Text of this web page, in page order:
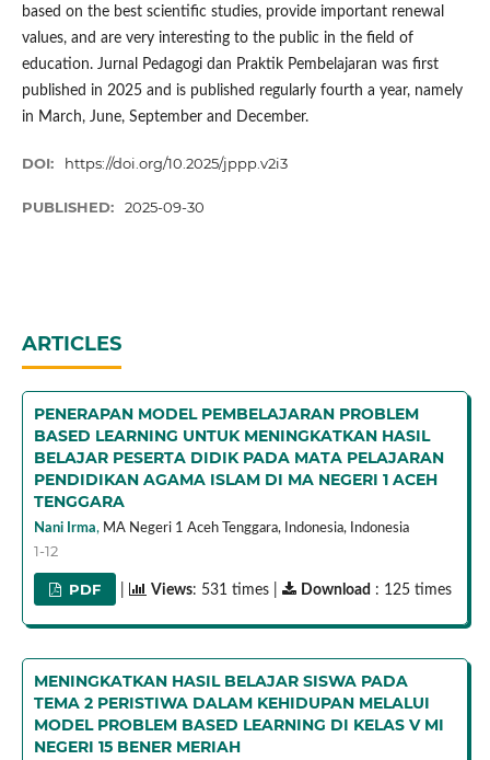
based on the best scientific studies, provide important renewal
values, and are very interesting to the public in the field of
education. Jurnal Pedagogi dan Praktik Pembelajaran was first
published in 2025 and is published regularly fourth a year, namely
in March, June, September and December.
DOI: https://doi.org/10.2025/jppp.v2i3
PUBLISHED: 2025-09-30
ARTICLES
PENERAPAN MODEL PEMBELAJARAN PROBLEM
BASED LEARNING UNTUK MENINGKATKAN HASIL
BELAJAR PESERTA DIDIK PADA MATA PELAJARAN
PENDIDIKAN AGAMA ISLAM DI MA NEGERI 1 ACEH
TENGGARA
Nani Irma, MA Negeri 1 Aceh Tenggara, Indonesia, Indonesia
1-12
PDF Views: 531 times | Download : 125 times
MENINGKATKAN HASIL BELAJAR SISWA PADA
TEMA 2 PERISTIWA DALAM KEHIDUPAN MELALUI
MODEL PROBLEM BASED LEARNING DI KELAS V MI
NEGERI 15 BENER MERIAH